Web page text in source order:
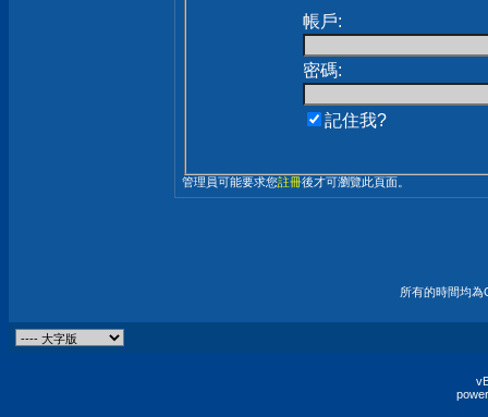
帳戶:
密碼:
記住我?
管理員可能要求您註冊後才可瀏覽此頁面。
所有的時間均為